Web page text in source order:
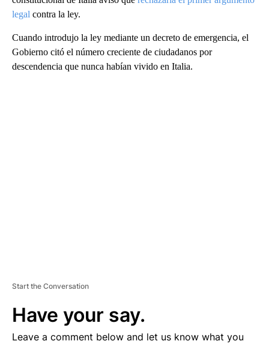
legal contra la ley.
Cuando introdujo la ley mediante un decreto de emergencia, el
Gobierno citó el número creciente de ciudadanos por
descendencia que nunca habían vivido en Italia.
Start the Conversation
Have your say.
Leave a comment below and let us know what you